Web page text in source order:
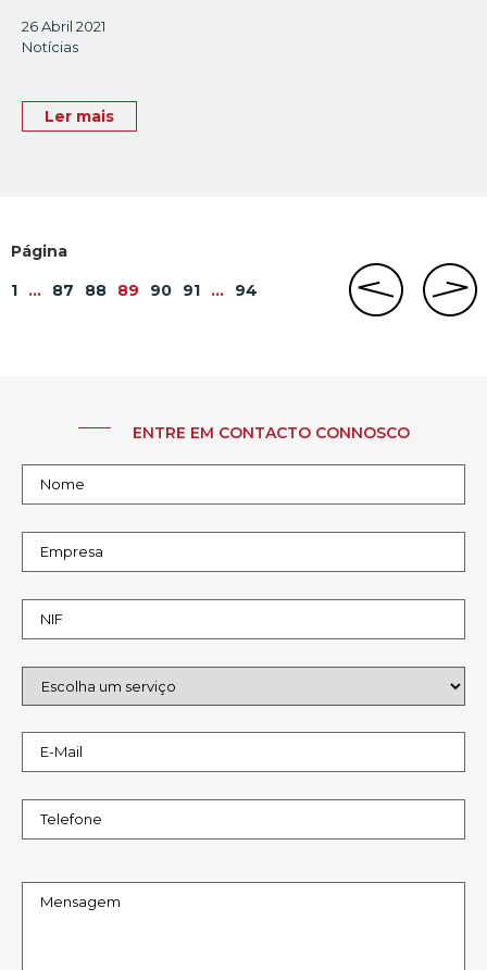
26 Abril 2021
Notícias
Ler mais
1 … 87 88 89 90 91 … 94
ENTRE EM CONTACTO CONNOSCO